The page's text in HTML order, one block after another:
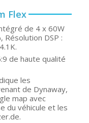
Flex
de 4 x 60W
Résolution DSP :
de haute qualité
les
de Dynaway,
map avec
du véhicule et les